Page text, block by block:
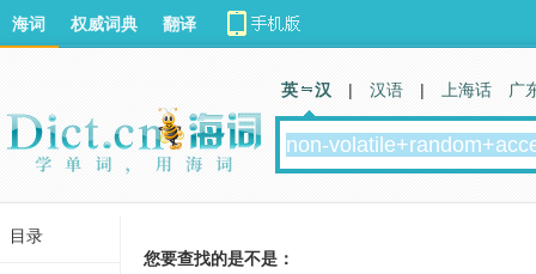
您要查找的是不是：
海词 权威词典 翻译
英 汉 | 汉语 | 上海话 广
目录